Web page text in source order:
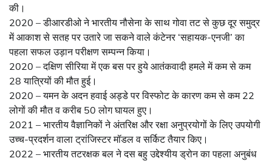
की।
2020 – डीआरडीओ ने भारतीय नौसेना के साथ गोवा तट से कुछ दूर समुद्र
में आकाश से सतह पर उतारे जा सकने वाले कंटेनर ‘सहायक-एनजी’ का
पहला सफल उड़ान परीक्षण सम्‍पन्‍न किया।
2020 – दक्षिण सीरिया में एक बस पर हुये आतंकवादी हमले में कम से कम
28 यात्रियों की मौत हुई।
2020 – यमन के अदन हवाई अड्डे पर विस्फोट के कारण कम से कम 22
लोगों की मौत व करीब 50 लोग घायल हुए।
2021 – भारतीय वैज्ञानिकों ने अंतरिक्ष और रक्षा अनुप्रयोगों के लिए उपयोगी
उच्च-प्रदर्शन वाला ट्रांजिस्टर मॉडल व सर्किट तैयार किए।
2022 – भारतीय तटरक्षक बल ने दस बहु उद्देश्यीय ड्रोन का पहला अनुबंध